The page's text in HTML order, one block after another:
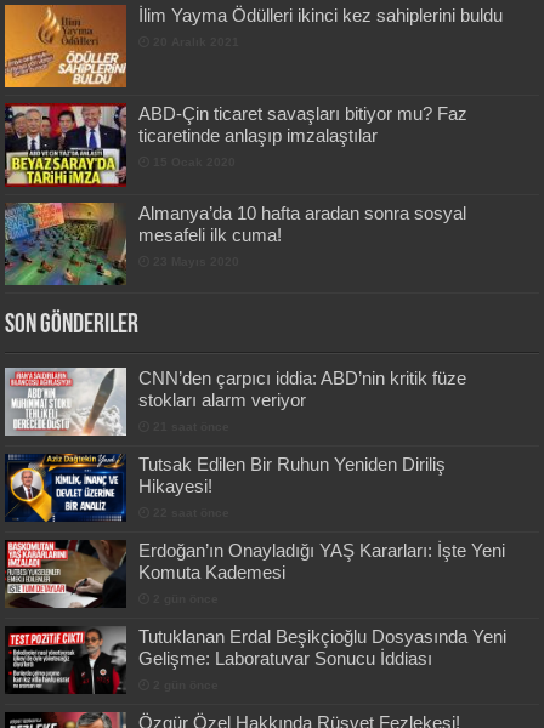
İlim Yayma Ödülleri ikinci kez sahiplerini buldu
ABD-Çin ticaret savaşları bitiyor mu? Faz
ticaretinde anlaşıp imzalaştılar
Almanya’da 10 hafta aradan sonra sosyal
mesafeli ilk cuma!
Son Gönderiler
CNN’den çarpıcı iddia: ABD’nin kritik füze
stokları alarm veriyor
Tutsak Edilen Bir Ruhun Yeniden Diriliş
Hikayesi!
Erdoğan’ın Onayladığı YAŞ Kararları: İşte Yeni
Komuta Kademesi
Tutuklanan Erdal Beşikçioğlu Dosyasında Yeni
Gelişme: Laboratuvar Sonucu İddiası
Özgür Özel Hakkında Rüşvet Fezlekesi!